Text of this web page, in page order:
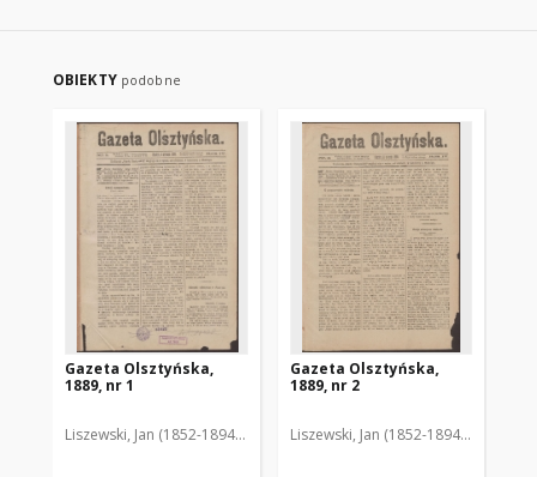
OBIEKTY podobne
Gazeta Olsztyńska,
1889, nr 1
Liszewski, Jan (1852-1894). Red.
Gazeta Olsztyńska,
1889, nr 2
Liszewski, Jan (1852-1894). Red.